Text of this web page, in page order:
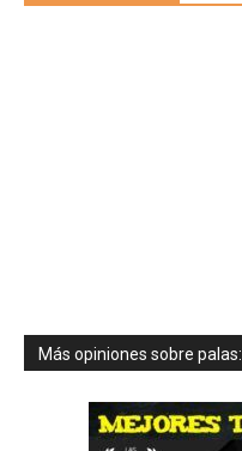
Más opiniones sobre palas: